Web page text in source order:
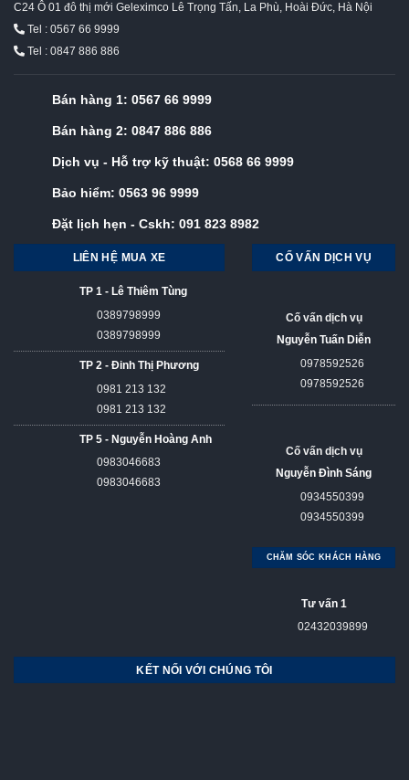
C24 Ô 01 đô thị mới Geleximco Lê Trọng Tấn, La Phù, Hoài Đức, Hà Nội
Tel : 0567 66 9999
Tel : 0847 886 886
Bán hàng 1: 0567 66 9999
Bán hàng 2: 0847 886 886
Dịch vụ - Hỗ trợ kỹ thuật: 0568 66 9999
Bảo hiểm: 0563 96 9999
Đặt lịch hẹn - Cskh: 091 823 8982
LIÊN HỆ MUA XE
TP 1 - Lê Thiêm Tùng
0389798999
0389798999
TP 2 - Đinh Thị Phương
0981 213 132
0981 213 132
TP 5 - Nguyễn Hoàng Anh
0983046683
0983046683
CỐ VẤN DỊCH VỤ
Cố vấn dịch vụ
Nguyễn Tuấn Diễn
0978592526
0978592526
Cố vấn dịch vụ
Nguyễn Đình Sáng
0934550399
0934550399
CHĂM SÓC KHÁCH HÀNG
Tư vấn 1
02432039899
KẾT NỐI VỚI CHÚNG TÔI